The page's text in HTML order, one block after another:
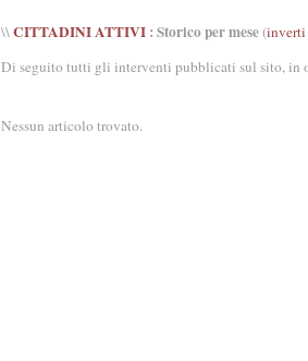
\\CITTADINI ATTIVI : Storico per mese(
Di seguito tutti gli interventi pubblicati sul sito, in
Nessun articolo trovato.